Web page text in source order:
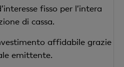
fisso per l’intera
di cassa.
affidabile grazie
emittente.